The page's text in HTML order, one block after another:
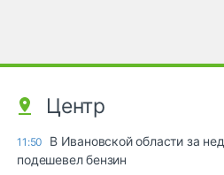
Центр
11:50
В Ивановской области за
подешевел бензин